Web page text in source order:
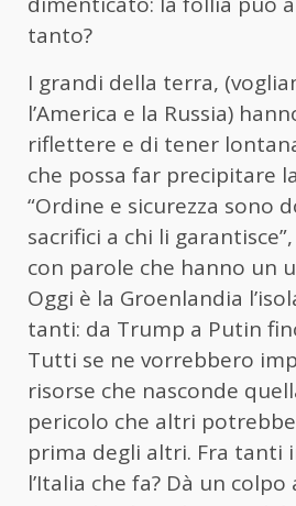
tanto?
I grandi della terra,
l’America e la Russia)
riflettere e di tener
che possa far precipitare
“Ordine e sicurezza sono
sacrifici a chi li
con parole che hanno un
Oggi è la Groenlandia
tanti: da Trump a Putin
Tutti se ne vorrebbero
risorse che nasconde
pericolo che altri
prima degli altri. Fra tanti
l’Italia che fa? Dà un